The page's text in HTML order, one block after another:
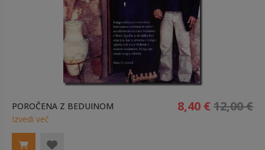
POROČENA Z BEDUINOM 8,40 € 12,00 €
Izvedi več